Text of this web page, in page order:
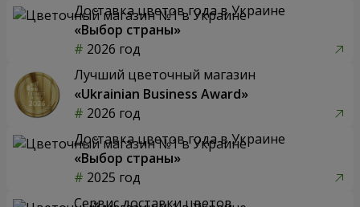
Доставка цветов года в Украине
«Выбор страны»
2026 год
Лучший цветочный магазин
«Ukrainian Business Award»
2026 год
Доставка цветов года в Украине
«Выбор страны»
2025 год
Сервис доставки цветов